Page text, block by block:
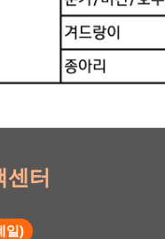
센터
일)